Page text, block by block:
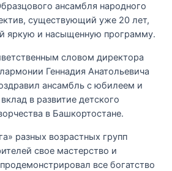
ансамбля народного
существующий уже 20 лет,
яркую и насыщенную программу.
словом директора
Геннадия Анатольевича
ансамбль с юбилеем и
в развитие детского
в Башкортостане.
разных возрастных групп
свое мастерство и
все богатство